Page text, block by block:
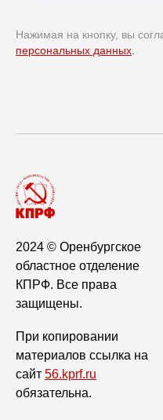
Нажимая на кнопку, вы
персональных данных
2024 © Оренбургское
областное отделение
КПРФ. Все права
защищены.
При копировании
материалов ссылка на
сайт 56.kprf.ru
обязательна.